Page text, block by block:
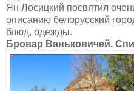
Ян Лосицкий посвятил
описанию белорусский
блюд, одежды.
Бровар Ваньковичей.